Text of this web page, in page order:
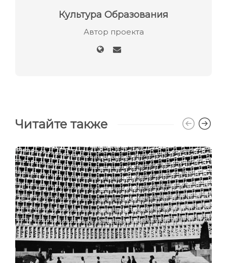
Культура Образования
Автор проекта
Читайте также